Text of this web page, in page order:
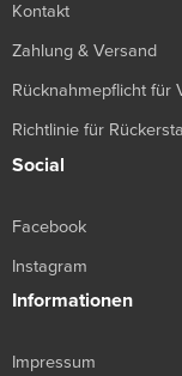
Kontakt
Zahlung & Versand
Rücknahmepflicht für
Richtlinie für
Social
Facebook
Instagram
Informationen
Impressum